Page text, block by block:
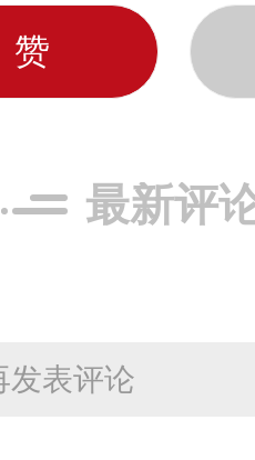
赞
最新评
发表评论